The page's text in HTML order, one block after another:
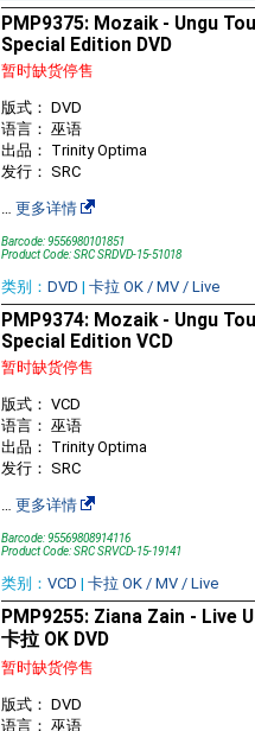
PMP9375: Mozaik - Ungu
Special Edition DVD
暂时缺货停售
版式： DVD
语言： 巫语
出品： Trinity Optima
发行： SRC
… 更多详情
Barcode: 9556980101851
Product Code: SRC SRDVD-15-51018
类别： DVD | 卡拉 OK / MV / Live
PMP9374: Mozaik - Ungu
Special Edition VCD
暂时缺货停售
版式： VCD
语言： 巫语
出品： Trinity Optima
发行： SRC
… 更多详情
Barcode: 95569808914116
Product Code: SRC SRVCD-15-19141
类别： VCD | 卡拉 OK / MV / Live
PMP9255: Ziana Zain - Live
卡拉 OK DVD
暂时缺货停售
版式： DVD
语言： 巫语